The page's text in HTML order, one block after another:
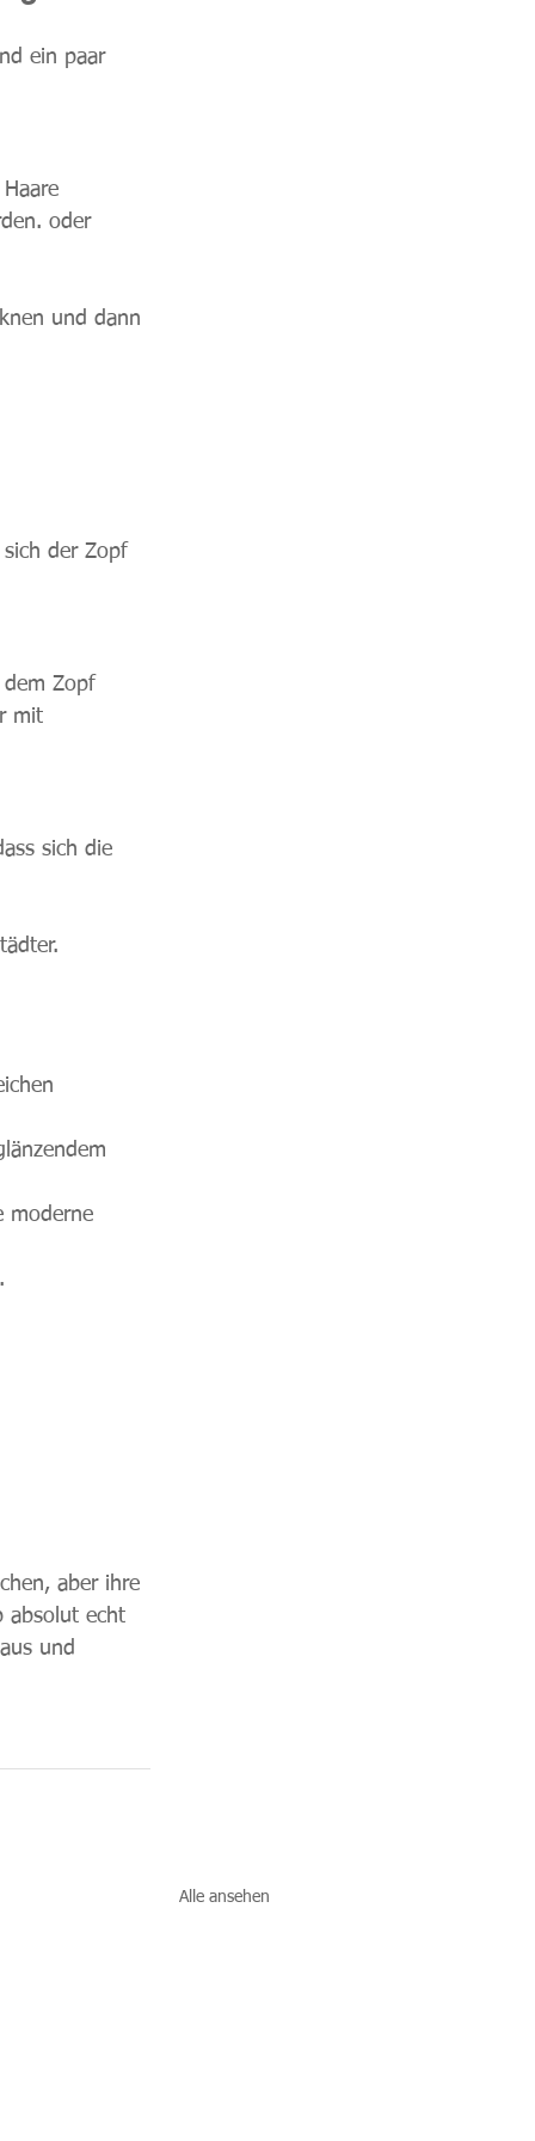
ein paar
oder
und dann
der Zopf
Zopf
mit
sich die
moderne
aber ihre
absolut echt
und
Alle ansehen